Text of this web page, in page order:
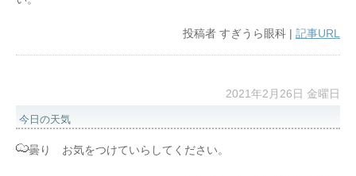
投稿者 すぎうら眼科 | 記事URL
2021年2月26日 金曜日
今日の天気
曇り お気をつけていらしてください。